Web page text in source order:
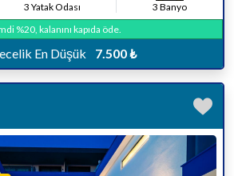
3 Yatak Odası
3 Banyo
%20, kalanını kapıda öde.
En Düşük 7.500 ₺